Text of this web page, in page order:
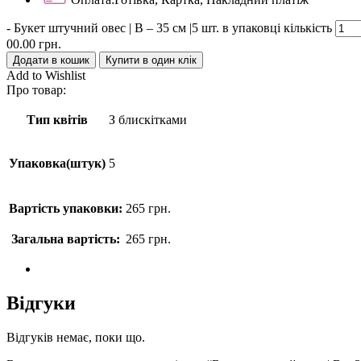
- Букет штучний овес | В – 35 см |5 шт. в упаковці кількість
00.00 грн.
Додати в кошик Купити в один клік
Add to Wishlist
Про товар:
Тип квітів З блискітками
Упаковка(штук) 5
Вартість упаковки: 265 грн.
Загальна вартість: 265 грн.
Відгуки
Відгуків немає, поки що.